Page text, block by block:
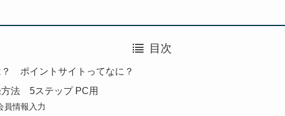
目次
ポイントサイトってなに？
方法 5ステップ PC用
情報入力